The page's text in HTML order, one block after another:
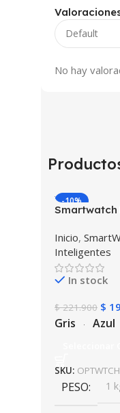
No hay
-10%
Smartwatch
PRO) Mide
Presión
Cardíaco
Inicio,
Inteligentes
In stock
$221.900 $
Gris Azul
SKU: OPTWTCH
PESO 1